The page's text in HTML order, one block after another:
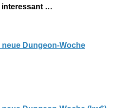
interessant …
neue Dungeon-Woche